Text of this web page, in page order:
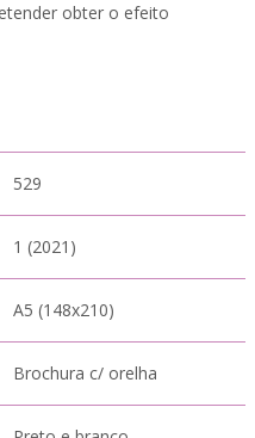
obter o efeito
529
1 (2021)
A5 (148x210)
Brochura c/ orelha